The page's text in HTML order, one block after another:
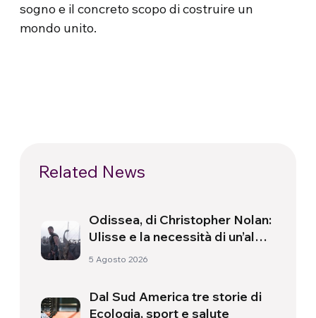
sogno e il concreto scopo di costruire un
mondo unito.
Related News
Odissea, di Christopher Nolan:
Ulisse e la necessità di un’alba
nuova
5 Agosto 2026
Dal Sud America tre storie di
Ecologia, sport e salute